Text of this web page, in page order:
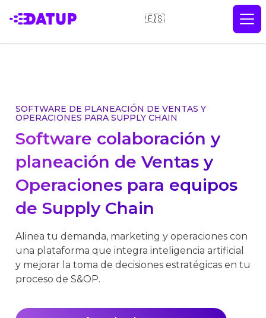
🇪🇸
SOFTWARE DE PLANEACIÓN DE VENTAS Y
OPERACIONES PARA SUPPLY CHAIN
Software colaboración y
planeación de Ventas y
Operaciones para equipos
de Supply Chain
Alinea tu demanda, marketing y operaciones con
una plataforma que integra inteligencia artificial
y mejorar la toma de decisiones estratégicas en tu
proceso de S&OP.